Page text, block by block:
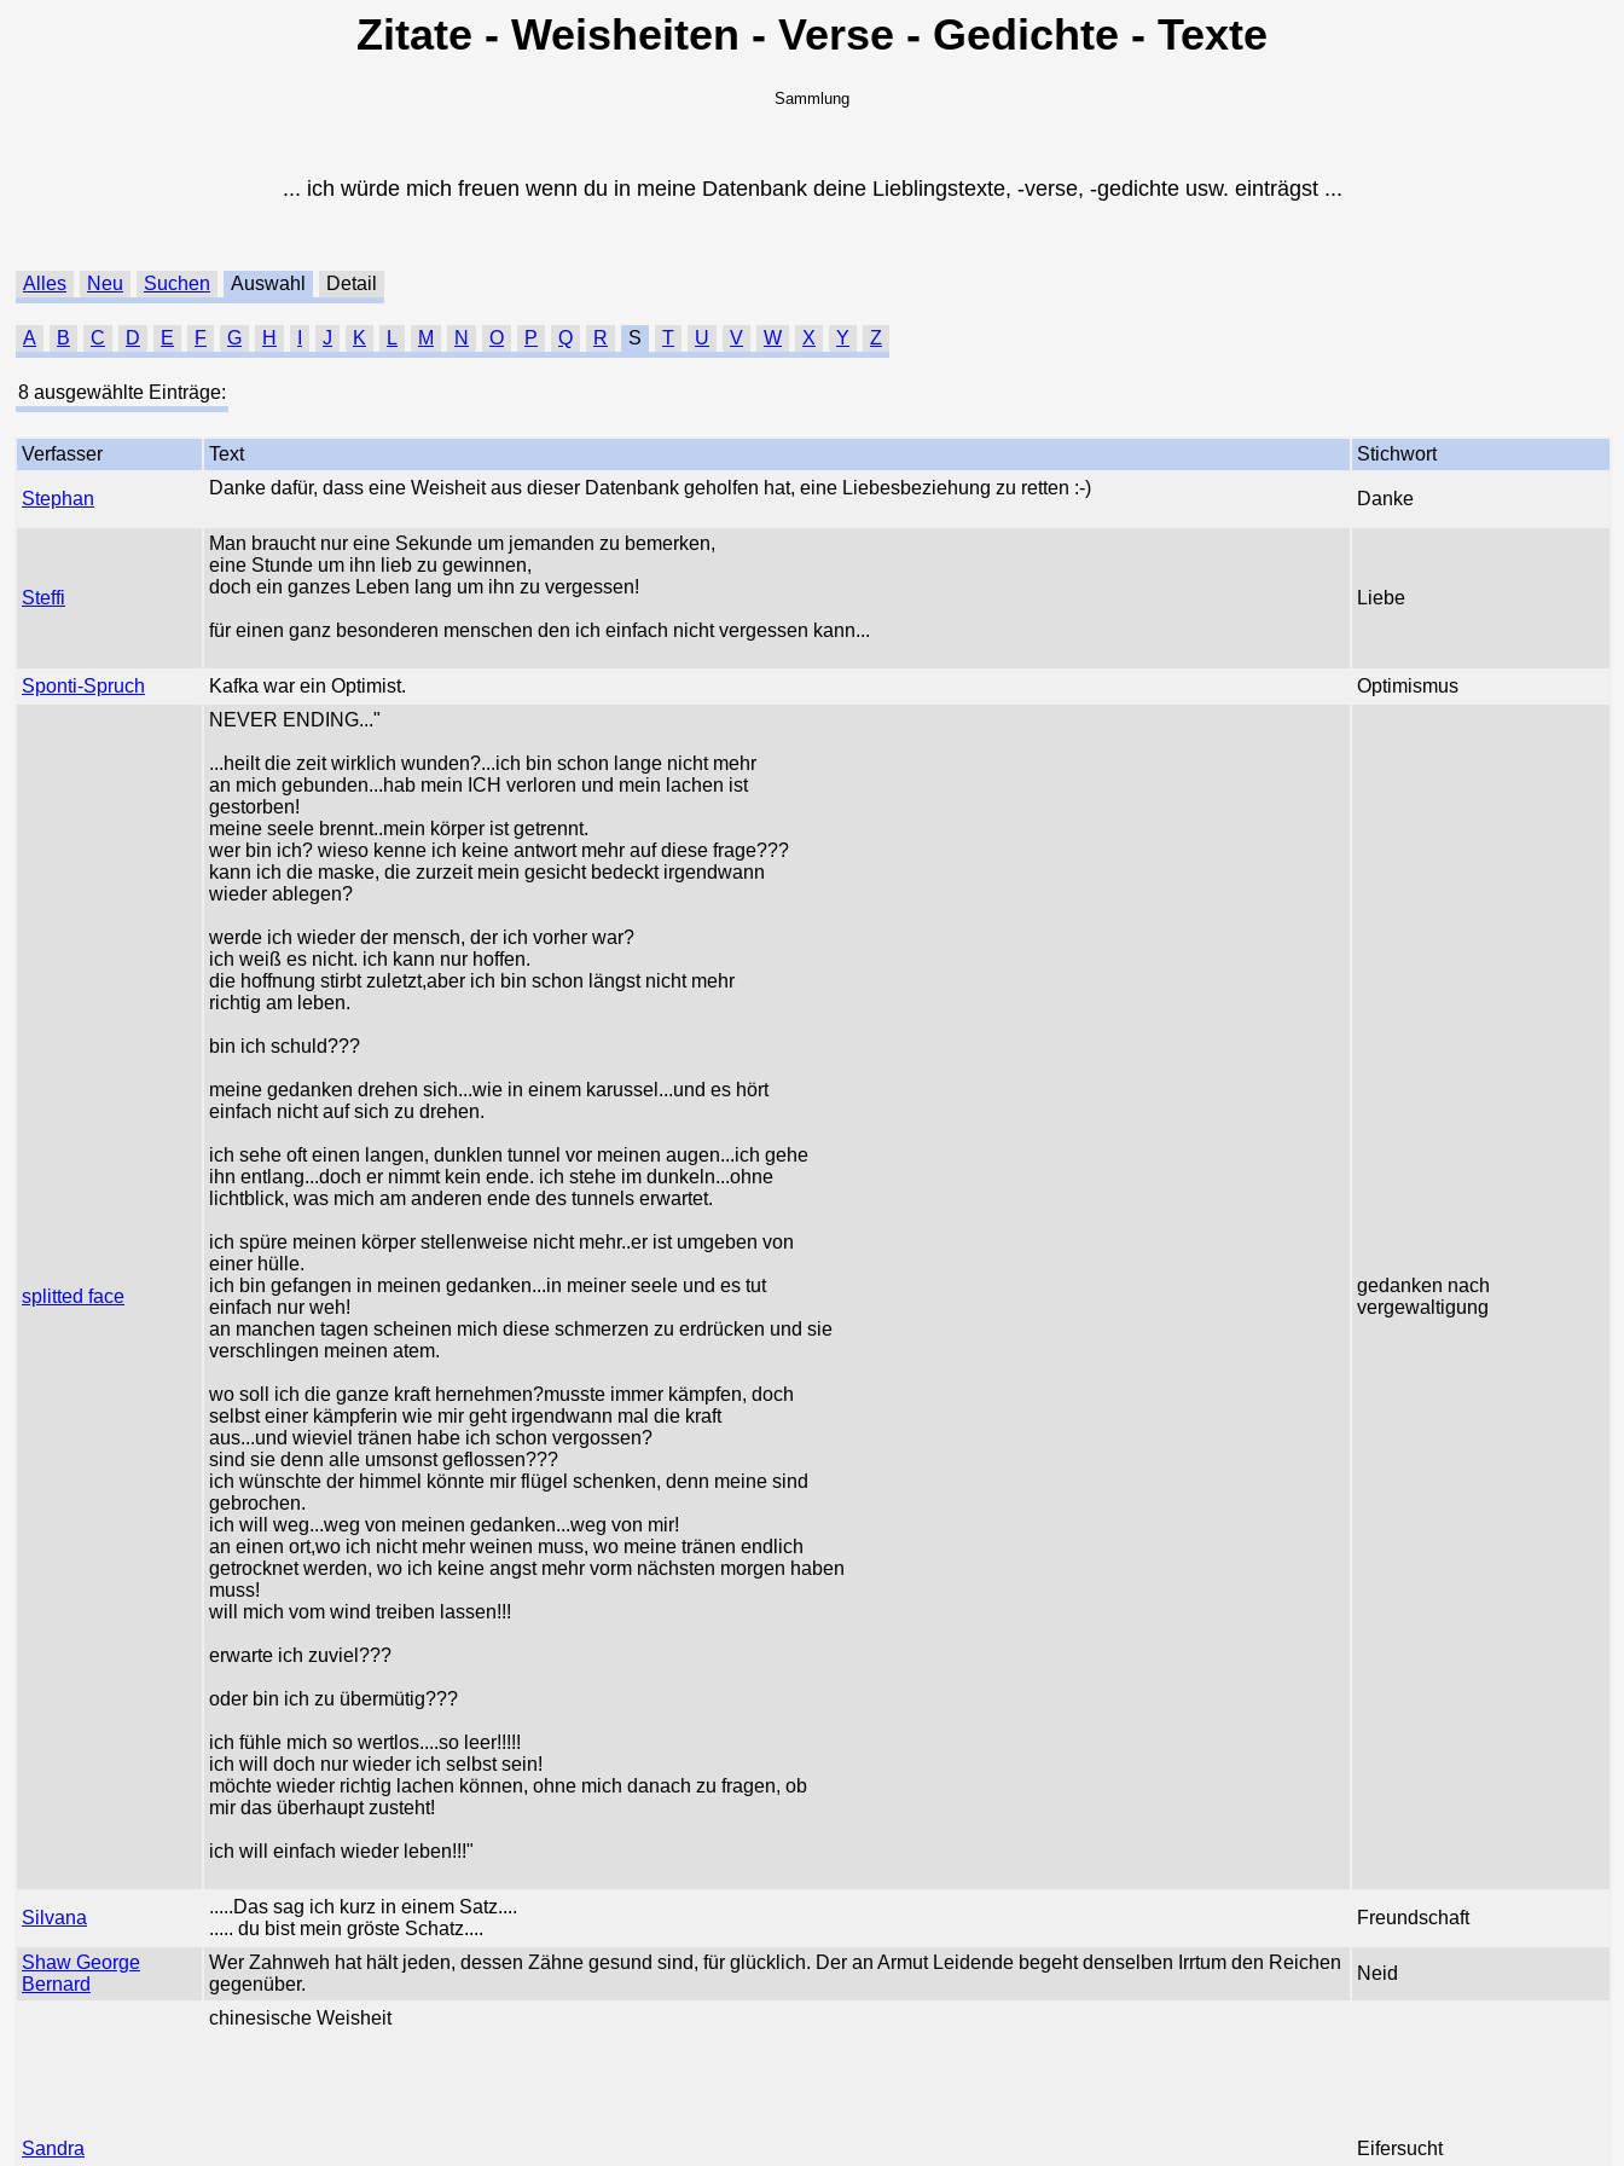
Zitate - Weisheiten - Verse - Gedichte - Texte
Sammlung
... ich würde mich freuen wenn du in meine Datenbank deine Lieblingstexte, -verse, -gedichte usw. einträgst ...
Alles Neu Suchen Auswahl Detail
A B C D E F G H J K L M N O P Q R S T U V W X Y Z
8 ausgewählte Einträge:
Verfasser Text Stichwort
Stephan
Danke dafür, dass eine Weisheit aus dieser Datenbank geholfen hat, eine Liebesbeziehung zu retten :-)
Danke
Steffi
Man braucht nur eine Sekunde um jemanden zu bemerken,
eine Stunde um ihn lieb zu gewinnen,
doch ein ganzes Leben lang um ihn zu vergessen!
für einen ganz besonderen menschen den ich einfach nicht vergessen kann...
Liebe
Sponti-Spruch Kafka war ein Optimist. Optimismus
splitted face
NEVER ENDING..."
...heilt die zeit wirklich wunden?...ich bin schon lange nicht mehr
an mich gebunden...hab mein ICH verloren und mein lachen ist
gestorben!
meine seele brennt..mein körper ist getrennt.
wer bin ich? wieso kenne ich keine antwort mehr auf diese frage???
kann ich die maske, die zurzeit mein gesicht bedeckt irgendwann
wieder ablegen?
werde ich wieder der mensch, der ich vorher war?
ich weiß es nicht. ich kann nur hoffen.
die hoffnung stirbt zuletzt,aber ich bin schon längst nicht mehr
richtig am leben.
bin ich schuld???
meine gedanken drehen sich...wie in einem karussel...und es hört
einfach nicht auf sich zu drehen.
ich sehe oft einen langen, dunklen tunnel vor meinen augen...ich gehe
ihn entlang...doch er nimmt kein ende. ich stehe im dunkeln...ohne
lichtblick, was mich am anderen ende des tunnels erwartet.
ich spüre meinen körper stellenweise nicht mehr..er ist umgeben von
einer hülle.
ich bin gefangen in meinen gedanken...in meiner seele und es tut
einfach nur weh!
an manchen tagen scheinen mich diese schmerzen zu erdrücken und sie
verschlingen meinen atem.
wo soll ich die ganze kraft hernehmen?musste immer kämpfen, doch
selbst einer kämpferin wie mir geht irgendwann mal die kraft
aus...und wieviel tränen habe ich schon vergossen?
sind sie denn alle umsonst geflossen???
ich wünschte der himmel könnte mir flügel schenken, denn meine sind
gebrochen.
ich will weg...weg von meinen gedanken...weg von mir!
an einen ort,wo ich nicht mehr weinen muss, wo meine tränen endlich
getrocknet werden, wo ich keine angst mehr vorm nächsten morgen haben
muss!
will mich vom wind treiben lassen!!!
erwarte ich zuviel???
oder bin ich zu übermütig???
ich fühle mich so wertlos....so leer!!!!!
ich will doch nur wieder ich selbst sein!
möchte wieder richtig lachen können, ohne mich danach zu fragen, ob
mir das überhaupt zusteht!
ich will einfach wieder leben!!!"
gedanken nach
vergewaltigung
Silvana
.....Das sag ich kurz in einem Satz....
..... du bist mein gröste Schatz....
Freundschaft
Shaw George
Bernard
Wer Zahnweh hat hält jeden, dessen Zähne gesund sind, für glücklich. Der an Armut Leidende begeht denselben Irrtum den Reichen
gegenüber.
Neid
Sandra
chinesische Weisheit
Eifersucht